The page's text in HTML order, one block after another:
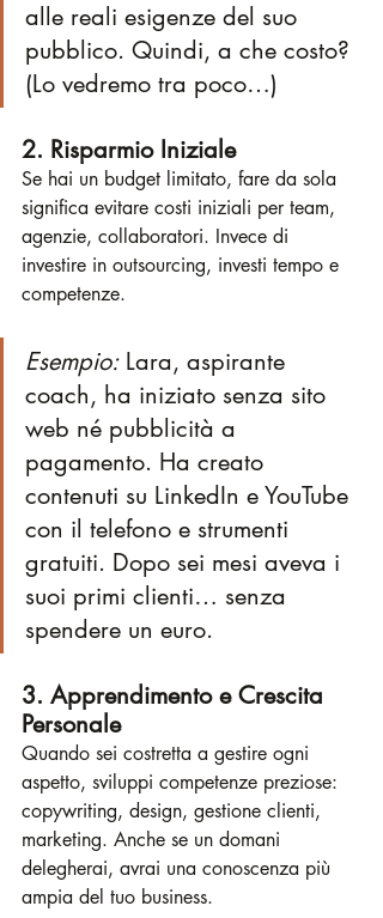
alle reali esigenze del suo
pubblico. Quindi, a che costo?
(Lo vedremo tra poco…)
2. Risparmio Iniziale
Se hai un budget limitato, fare da sola
significa evitare costi iniziali per team,
agenzie, collaboratori. Invece di
investire in outsourcing, investi tempo e
competenze.
Esempio: Lara, aspirante
coach, ha iniziato senza sito
web né pubblicità a
pagamento. Ha creato
contenuti su LinkedIn e YouTube
con il telefono e strumenti
gratuiti. Dopo sei mesi aveva i
suoi primi clienti… senza
spendere un euro.
3. Apprendimento e Crescita
Personale
Quando sei costretta a gestire ogni
aspetto, sviluppi competenze preziose:
copywriting, design, gestione clienti,
marketing. Anche se un domani
delegherai, avrai una conoscenza più
ampia del tuo business.